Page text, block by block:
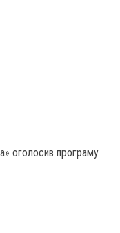
оголосив програму